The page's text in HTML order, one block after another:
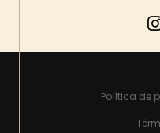
Política de